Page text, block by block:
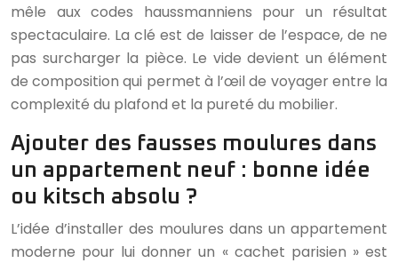
mêle aux codes haussmanniens pour un résultat
spectaculaire. La clé est de laisser de l’espace, de ne
pas surcharger la pièce. Le vide devient un élément
de composition qui permet à l’œil de voyager entre la
complexité du plafond et la pureté du mobilier.
Ajouter des fausses moulures dans
un appartement neuf : bonne idée
ou kitsch absolu ?
L’idée d’installer des moulures dans un appartement
moderne pour lui donner un « cachet parisien » est